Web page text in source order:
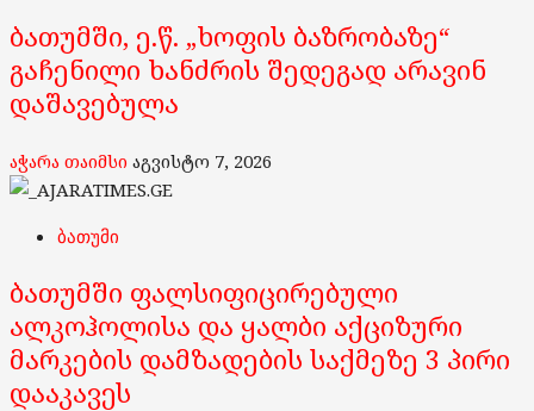
ბათუმში, ე.წ. „ხოფის ბაზრობაზე“
გაჩენილი ხანძრის შედეგად არავინ
დაშავებულა
აჭარა თაიმსი აგვისტო 7, 2026
ბათუმი
ბათუმში ფალსიფიცირებული
ალკოჰოლისა და ყალბი აქციზური
მარკების დამზადების საქმეზე 3 პირი
დააკავეს